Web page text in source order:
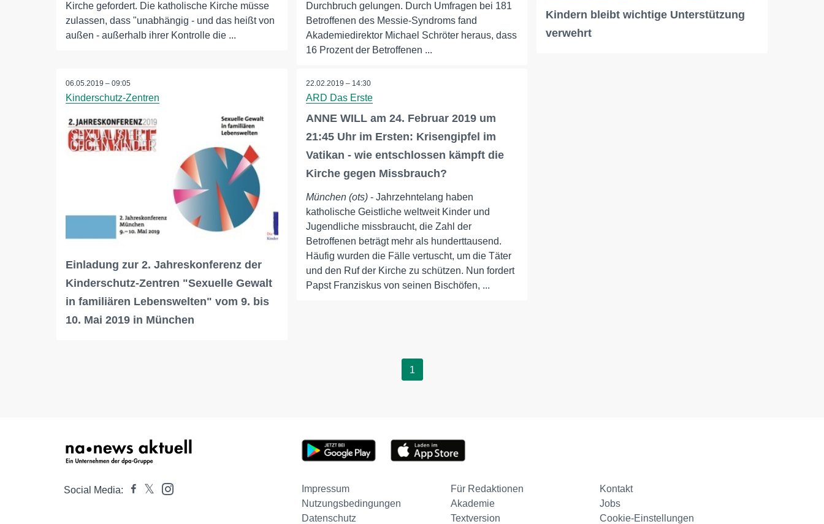
Kirche gefordert. Die katholische Kirche müsse
zulassen, dass "unabhängig - und das heißt von
außen - außerhalb ihrer Kontrolle die ...
Durchbruch gelungen. Durch Umfragen bei 181
Betroffenen des Messie-Syndroms fand
Akademiedirektor Michael Schröter heraus, dass
16 Prozent der Betroffenen ...
Kindern bleibt wichtige Unterstützung
verwehrt
06.05.2019 – 09:05
Kinderschutz-Zentren
Einladung zur 2. Jahreskonferenz der
Kinderschutz-Zentren "Sexuelle Gewalt
in familiären Lebenswelten" vom 9. bis
10. Mai 2019 in München
22.02.2019 – 14:30
ARD Das Erste
ANNE WILL am 24. Februar 2019 um
21:45 Uhr im Ersten: Krisengipfel im
Vatikan - wie entschlossen kämpft die
Kirche gegen Missbrauch?
München (ots)- Jahrzehntelang haben
katholische Geistliche weltweit Kinder und
Jugendliche missbraucht, die Zahl der
Betroffenen beträgt mehr als hunderttausend.
Häufig wurden die Fälle vertuscht, um die Täter
und den Ruf der Kirche zu schützen. Nun fordert
Papst Franziskus von seinen Bischöfen, ...
1
Social Media: Impressum Für Redaktionen
Kontakt
Nutzungsbedingungen
Akademie
Jobs
Datenschutz
Textversion Cookie-Einstellungen